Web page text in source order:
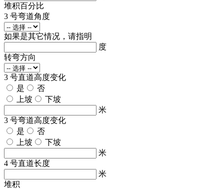
堆积百分比
3 号弯道角度
如果是其它情况，请指明
度
转弯方向
3 号直道高度变化
是
否
上坡
下坡
米
3 号弯道高度变化
是
否
上坡
下坡
米
4 号直道长度
米
堆积